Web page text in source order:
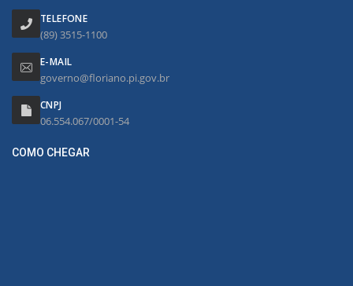
TELEFONE
(89) 3515-1100
E-MAIL
governo@floriano.pi.gov.br
CNPJ
06.554.067/0001-54
COMO CHEGAR